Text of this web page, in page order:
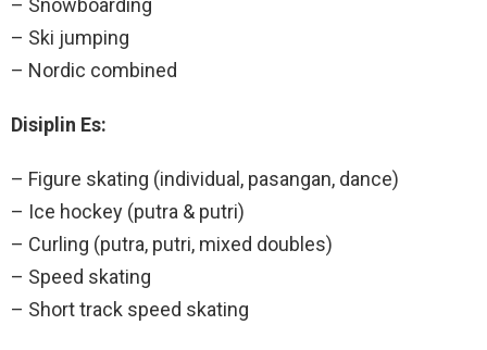
– Snowboarding
– Ski jumping
– Nordic combined
Disiplin Es:
– Figure skating (individual, pasangan, dance)
– Ice hockey (putra & putri)
– Curling (putra, putri, mixed doubles)
– Speed skating
– Short track speed skating